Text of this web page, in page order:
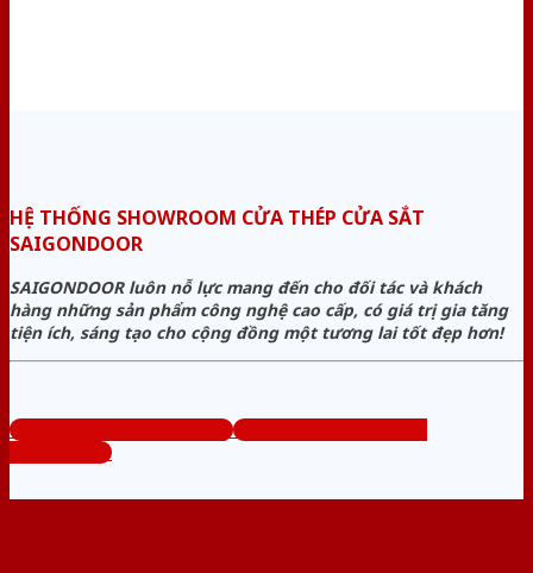
HỆ THỐNG SHOWROOM CỬA THÉP CỬA SẮT
SAIGONDOOR
SAIGONDOOR luôn nỗ lực mang đến cho đối tác và khách
hàng những sản phẩm công nghệ cao cấp, có giá trị gia tăng
tiện ích, sáng tạo cho cộng đồng một tương lai tốt đẹp hơn!
www.cuanhuacomposite.org
Tổng đài tư vấn miễn phí:
0824.400.400